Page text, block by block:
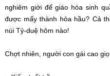
nghiêm giới đểgiáo hóa sinh
được mấy thành hỏa hầu? Cả
núi Tỷ-duệ hôm nào!
Chợt nhiên, người con gái cao